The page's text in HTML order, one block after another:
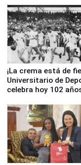
¡La crema está de
Universitario de
celebra hoy 102